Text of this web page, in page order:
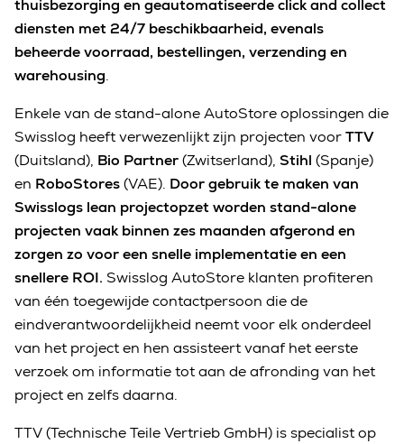
thuisbezorging en geautomatiseerde click and collect
diensten met 24/7 beschikbaarheid, evenals
beheerde voorraad, bestellingen, verzending en
warehousing.
Enkele van de stand-alone AutoStore oplossingen die
Swisslog heeft verwezenlijkt zijn projecten voorTTV
(Duitsland), Bio Partner(Zwitserland), Stihl (Spanje)
en RoboStores(VAE). Door gebruik te maken van
Swisslogs lean projectopzet worden stand-alone
projecten vaak binnen zes maanden afgerond en
zorgen zo voor een snelle implementatie en een
snellere ROI. Swisslog AutoStore klanten profiteren
van één toegewijde contactpersoon die de
eindverantwoordelijkheid neemt voor elk onderdeel
van het project en hen assisteert vanaf het eerste
verzoek om informatie tot aan de afronding van het
project en zelfs daarna.
TTV (Technische Teile Vertrieb GmbH) is specialist op